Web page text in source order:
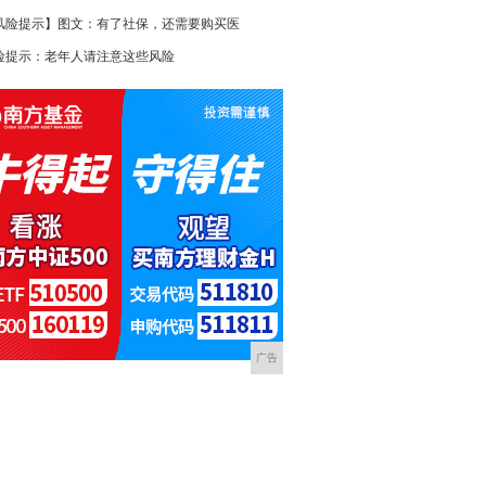
险提示】图文：有了社保，还需要购买医
提示：老年人请注意这些风险
广告